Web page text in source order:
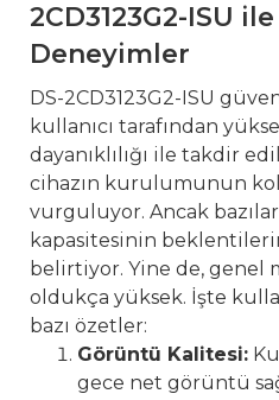
2CD3123G2-ISU
Deneyimler
DS-2CD3123G2-ISU
kullanıcı tarafından
dayanıklılığı ile takdir
cihazın kurulumunun
vurguluyor. Ancak
kapasitesinin
belirtiyor. Yine de, genel
oldukça yüksek. İşte
bazı özetler:
Görüntü Kalitesi:
gece net görüntü